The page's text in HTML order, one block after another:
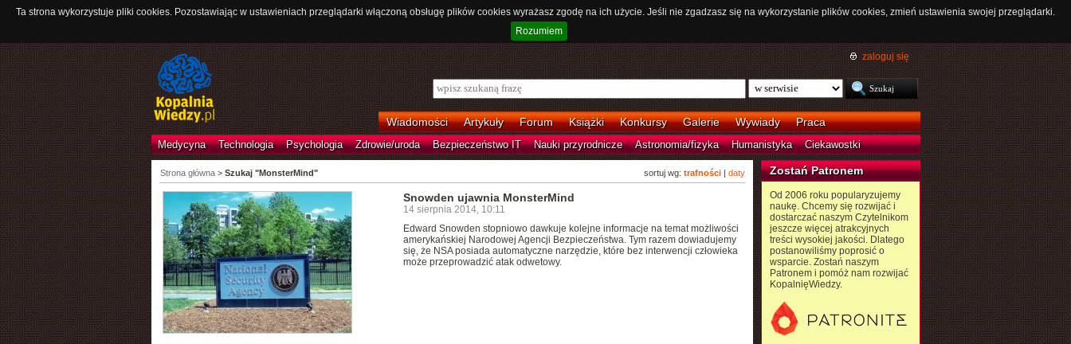
Ta strona wykorzystuje pliki cookies. Pozostawiając w ustawieniach przeglądarki włączoną obsługę plików cookies wyrażasz zgodę na ich użycie. Jeśli nie zgadzasz się na wykorzystanie plików cookies, zmień ustawienia swojej przeglądarki.
Rozumiem
zaloguj się
Wiadomości Artykuły Forum Książki Konkursy Galerie Wywiady Praca
Medycyna Technologia Psychologia Zdrowie/uroda Bezpieczeństwo IT Nauki przyrodnicze Astronomia/fizyka Humanistyka Ciekawostki
sortuj wg: trafności| daty
Strona główna> Szukaj "MonsterMind"
Snowden ujawnia MonsterMind
14 sierpnia 2014, 10:11
Edward Snowden stopniowo dawkuje kolejne informacje na temat możliwości
amerykańskiej Narodowej Agencji Bezpieczeństwa. Tym razem dowiadujemy
się, że NSA posiada automatyczne narzędzie, które bez interwencji człowieka
może przeprowadzić atak odwetowy.
Zostań Patronem
Od 2006 roku popularyzujemy
naukę. Chcemy się rozwijać i
dostarczać naszym Czytelnikom
jeszcze więcej atrakcyjnych
treści wysokiej jakości. Dlatego
postanowiliśmy poprosić o
wsparcie. Zostań naszym
Patronem i pomóż nam rozwijać
KopalnięWiedzy.